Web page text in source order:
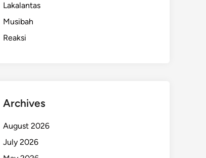
Lakalantas
Musibah
Reaksi
Archives
August 2026
July 2026